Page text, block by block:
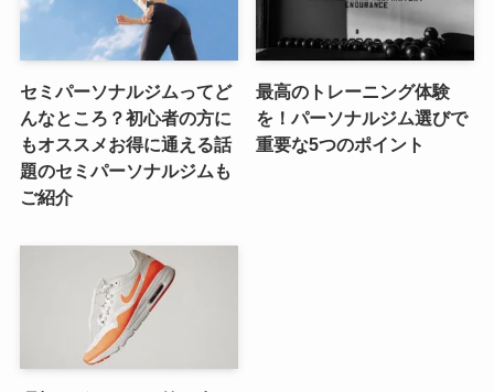
セミパーソナルジムってど
んなところ？初心者の方に
もオススメお得に通える話
題のセミパーソナルジムも
ご紹介
最高のトレーニング体験
を！パーソナルジム選びで
重要な5つのポイント